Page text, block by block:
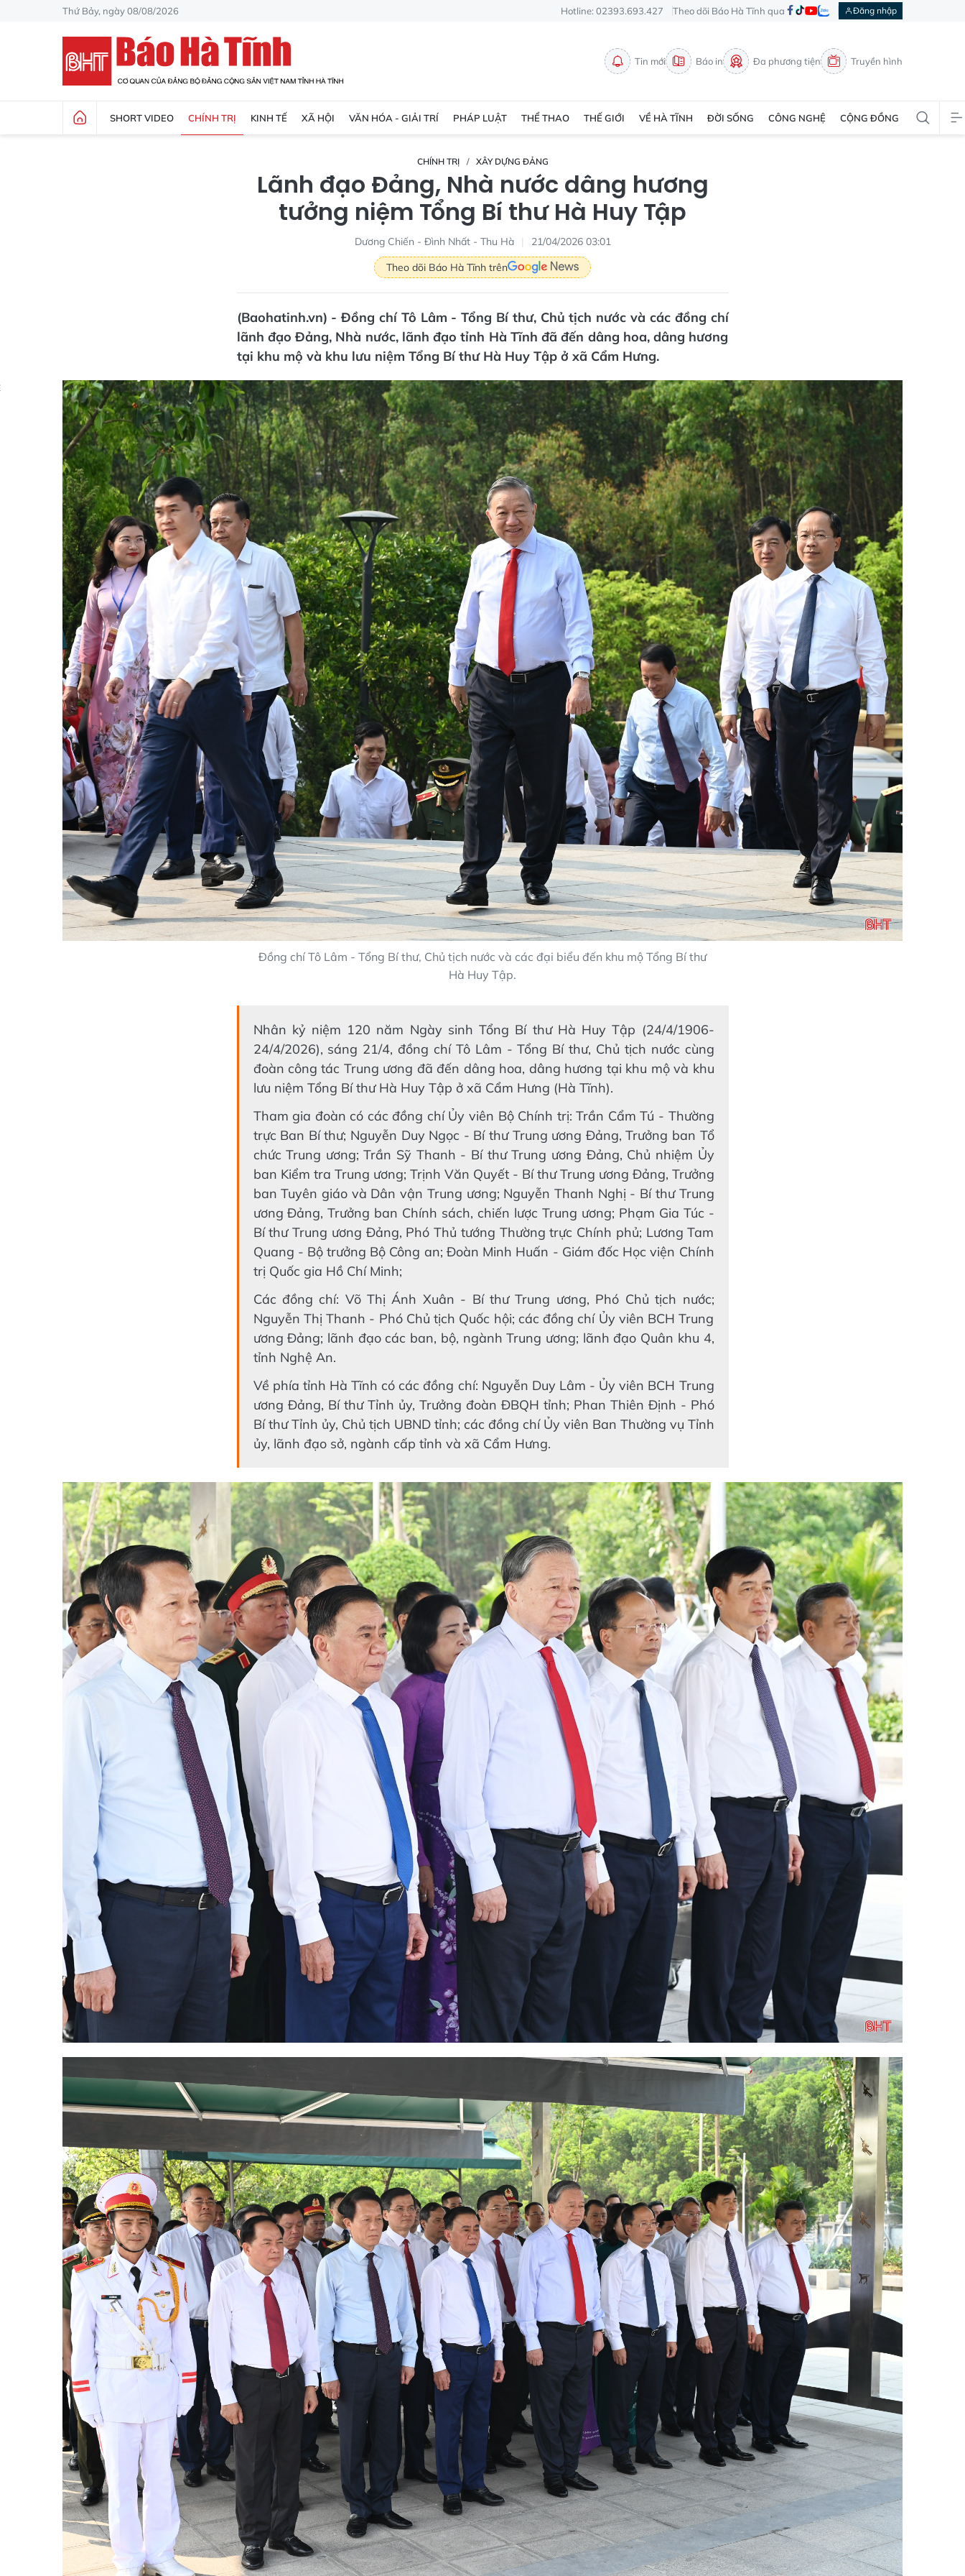
Thứ Bảy, ngày 08/08/2026 Hotline: 02393.693.427 Theo dõi Báo Hà Tĩnh qua Đăng nhập
Tin mới Báo in Đa phương tiện Truyền hình
SHORT VIDEO CHÍNH TRỊ KINH TẾ XÃ HỘI VĂN HÓA - GIẢI TRÍ PHÁP LUẬT THỂ THAO THẾ GIỚI VỀ HÀ TĨNH ĐỜI SỐNG CÔNG NGHỆ CỘNG ĐỒNG
CHÍNH TRỊ XÂY DỰNG ĐẢNG
Lãnh đạo Đảng, Nhà nước dâng hương
tưởng niệm Tổng Bí thư Hà Huy Tập
Dương Chiến - Đình Nhất - Thu Hà
21/04/2026 03:01
Theo dõi Báo Hà Tĩnh trên
(Baohatinh.vn) - Đồng chí Tô Lâm - Tổng Bí thư, Chủ tịch nước và các đồng chí
lãnh đạo Đảng, Nhà nước, lãnh đạo tỉnh Hà Tĩnh đã đến dâng hoa, dâng hương
tại khu mộ và khu lưu niệm Tổng Bí thư Hà Huy Tập ở xã Cẩm Hưng.
Đồng chí Tô Lâm - Tổng Bí thư, Chủ tịch nước và các đại biểu đến khu mộ Tổng Bí thư
Hà Huy Tập.
Nhân kỷ niệm 120 năm Ngày sinh Tổng Bí thư Hà Huy Tập (24/4/1906-
24/4/2026), sáng 21/4, đồng chí Tô Lâm - Tổng Bí thư, Chủ tịch nước cùng
đoàn công tác Trung ương đã đến dâng hoa, dâng hương tại khu mộ và khu
lưu niệm Tổng Bí thư Hà Huy Tập ở xã Cẩm Hưng (Hà Tĩnh).
Tham gia đoàn có các đồng chí Ủy viên Bộ Chính trị: Trần Cẩm Tú - Thường
trực Ban Bí thư; Nguyễn Duy Ngọc - Bí thư Trung ương Đảng, Trưởng ban Tổ
chức Trung ương; Trần Sỹ Thanh - Bí thư Trung ương Đảng, Chủ nhiệm Ủy
ban Kiểm tra Trung ương; Trịnh Văn Quyết - Bí thư Trung ương Đảng, Trưởng
ban Tuyên giáo và Dân vận Trung ương; Nguyễn Thanh Nghị - Bí thư Trung
ương Đảng, Trưởng ban Chính sách, chiến lược Trung ương; Phạm Gia Túc -
Bí thư Trung ương Đảng, Phó Thủ tướng Thường trực Chính phủ; Lương Tam
Quang - Bộ trưởng Bộ Công an; Đoàn Minh Huấn - Giám đốc Học viện Chính
trị Quốc gia Hồ Chí Minh;
Các đồng chí: Võ Thị Ánh Xuân - Bí thư Trung ương, Phó Chủ tịch nước;
Nguyễn Thị Thanh - Phó Chủ tịch Quốc hội; các đồng chí Ủy viên BCH Trung
ương Đảng; lãnh đạo các ban, bộ, ngành Trung ương; lãnh đạo Quân khu 4,
tỉnh Nghệ An.
Về phía tỉnh Hà Tĩnh có các đồng chí: Nguyễn Duy Lâm - Ủy viên BCH Trung
ương Đảng, Bí thư Tỉnh ủy, Trưởng đoàn ĐBQH tỉnh; Phan Thiên Định - Phó
Bí thư Tỉnh ủy, Chủ tịch UBND tỉnh; các đồng chí Ủy viên Ban Thường vụ Tỉnh
ủy, lãnh đạo sở, ngành cấp tỉnh và xã Cẩm Hưng.